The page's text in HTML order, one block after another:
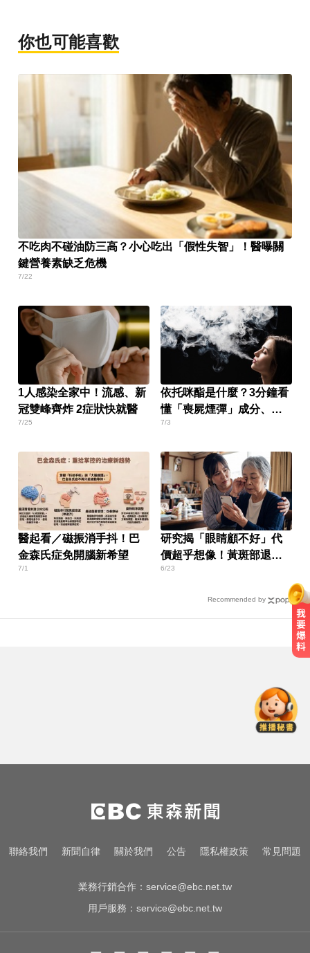
你也可能喜歡
不吃肉不碰油防三高？小心吃出「假性失智」！醫曝關
鍵營養素缺乏危機
7/22
1人感染全家中！流感、新
冠雙峰齊炸 2症狀快就醫
7/25
依托咪酯是什麼？3分鐘看
懂「喪屍煙彈」成分、副
作用與二級毒品刑責
7/3
醫起看／磁振消手抖！巴
金森氏症免開腦新希望
7/1
研究揭「眼睛顧不好」代
價超乎想像！黃斑部退化
恐引發鬱悶
6/23
Recommended by
年起發放
八點檔女神美照遭放大腳趾！被酸
「暗沉皺褶」本人無奈回應
影／國道雨天驚魂！小貨車疑遇水
聯絡我們 新聞自律 關於我們 公告 隱私權政策 常見問題
業務行銷合作： service@ebc.net.tw
用戶服務： service@ebc.net.tw